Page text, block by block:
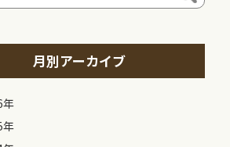
月別アーカイブ
年
年